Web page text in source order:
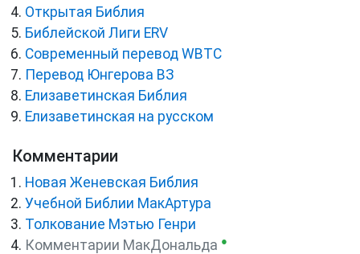
Открытая Библия
Библейской Лиги ERV
Cовременный перевод WBTC
Перевод Юнгерова ВЗ
Елизаветинская Библия
Елизаветинская на русском
Комментарии
Новая Женевская Библия
Учебной Библии МакАртура
Толкование Мэтью Генри
Комментарии МакДональда ●